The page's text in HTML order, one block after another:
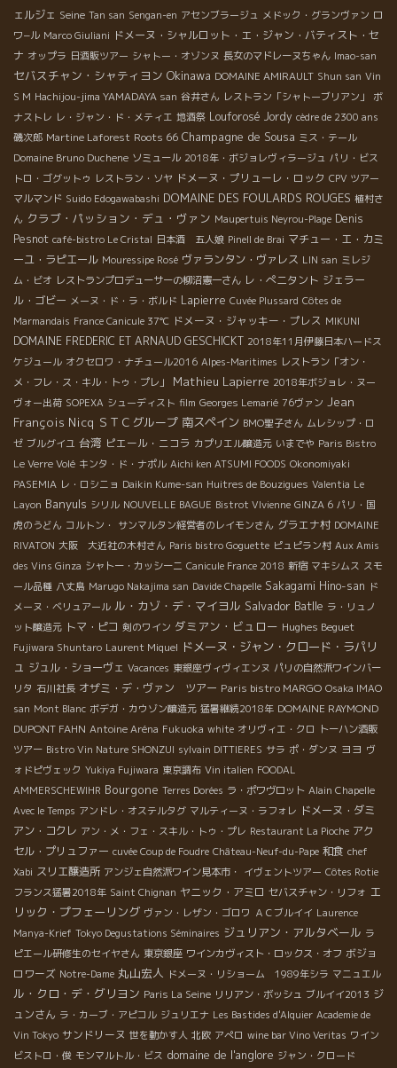
ェルジェ Seine Tan san Sengan-en アセンブラージュ メドック・グランヴァン ロ
ワ−ル Marco Giuliani ドメーヌ・シャルロット・エ・ジャン・バティスト・セ
ナ オップラ 日酒販ツアー シャトー・オゾンヌ 長女のマドレーヌちゃん Imao-san
セバスチャン・シャティヨン Okinawa DOMAINE AMIRAULT Shun san Vin
S M Hachijou-jima YAMADAYA san 谷井さん レストラン「シャトーブリアン」
ボ
ナストレ レ・ジャン・ド・メティエ 地酒祭 Louforosé Jordy cèdre de 2300 ans
磯次郎 Martine Laforest Roots 66 Champagne de Sousa ミス・テール
Domaine Bruno Duchene ソミュール 2018年・ボジョレヴィラージュ パリ・ビス
トロ・ゴグットゥ レストラン・ソヤ ドメーヌ・プリューレ・ロック CPV ツアー
マルマンド Suido Edogawabashi DOMAINE DES FOULARDS ROUGES 植村さ
ん クラブ・パッション・デュ・ヴァン Maupertuis Neyrou-Plage Denis
Pesnot café-bistro Le Cristal 日本酒 五人娘 Pinell de Brai マチュー・エ・カミ
ーユ・ラピエール Mouressipe Rosé ヴァランタン・ヴァレス LIN san ミレジ
ム・ビオ レストランプロデューサーの柳沼憲一さん レ・ぺニタント ジェラー
ル・ゴビー メーヌ・ド・ラ・ボルド Lapierre Cuvée Plussard Côtes de
Marmandais France Canicule 37℃ ドメーヌ・ジャッキー・プレス MIKUNI
DOMAINE FREDERIC ET ARNAUD GESCHICKT 2018年11月伊藤日本ハードス
ケジュール オクセロワ・ナチュール2016 Alpes-Maritimes レストラン「オン・
メ・フレ・ス・キル・トゥ・プレ」
Mathieu Lapierre 2018年ボジョレ・ヌー
ヴォー出荷 SOPEXA シューディスト film Georges Lemarié 76ヴァン Jean
François Nicq ＳＴＣグループ 南スペイン BMO聖子さん ムレシップ・ロ
ゼ ブルグイユ 台湾 ピエール・ニコラ カプリエル醸造元 いまでや Paris Bistro
Le Verre Volé キンタ・ド・ナポル Aichi ken ATSUMI FOODS Okonomiyaki
PASEMIA レ・ロシニョ Daikin Kume-san Huitres de Bouzigues Valentia Le
Layon Banyuls シリル NOUVELLE BAGUE Bistrot VIvienne GINZA 6 パリ・国
虎のうどん コルトン・ サンマルタン経営者のレイモンさん グラエナ村 DOMAINE
RIVATON 大阪 大近社の木村さん Paris bistro Goguette ピュピラン村 Aux Amis
des Vins Ginza シャトー・カッシーニ Canicule France 2018 新宿 マキシムス スモ
ール品種 八丈島 Marugo Nakajima san Davide Chapelle Sakagami Hino-san ド
メーヌ・ベリュアール ル・カゾ・デ・マイヨル Salvador Batlle ラ・リュノ
ット醸造元 トマ・ピコ 剣のワイン ダミアン・ビュロー Hughes Beguet
Fujiwara Shuntaro Laurent Miquel ドメーヌ・ジャン・クロード・ラパリ
ュ ジュル・ショーヴェ Vacances 東銀座ヴィヴィエンヌ パリの自然派ワインバー
リタ 石川社長 オザミ・デ・ヴァン ツアー Paris bistro MARGO Osaka IMAO
san Mont Blanc ボデガ・カウゾン醸造元 猛暑継続2018年 DOMAINE RAYMOND
DUPONT FAHN Antoine Aréna Fukuoka white オリヴィエ・クロ トーハン酒販
ツアー Bistro Vin Nature SHONZUI sylvain DITTIERES サラ ポ・ダンヌ ヨヨ ヴ
ォドピヴェック Yukiya Fujiwara 東京調布 Vin italien FOODAL
AMMERSCHEWIHR Bourgone Terres Dorées ラ・ポワヴロット Alain Chapelle
Avec le Temps アンドレ・オステルタグ マルティーヌ・ラフォレ ドメーヌ・ダミ
アン・コクレ アン・メ・フェ・スキル・トゥ・プレ Restaurant La Pioche アク
セル・プリュファー cuvée Coup de Foudre Château-Neuf-du-Pape 和食 chef
Xabi スリエ醸造所 アンジェ自然派ワイン見本市・ イヴェントツアー Côtes Rotie
フランス猛暑2018年 Saint Chignan ヤニック・アミロ セバスチャン・リフォ エ
リック・プフェーリング ヴァン・レザン・ゴロワ ＡＣブルイイ Laurence
Manya-Krief Tokyo Degustations Séminaires ジュリアン・アルタベール ラ
ピエール研修生のセイヤさん 東京銀座 ワインカヴィスト・ロックス・オフ ボジョ
ロワーズ Notre-Dame 丸山宏人 ドメーヌ・リショーム 1989年シラ マニュエル
ル・クロ・デ・グリヨン Paris La Seine リリアン・ボッシュ ブルイイ2013 ジ
ュンさん ラ・カーブ・アピコル ジュリエナ Les Bastides d'Alquier Academie de
Vin Tokyo サンドリーヌ 世を動かす人 北欧 アぺロ wine bar Vino Veritas ワイン
ビストロ・俊 モンマルトル・ビス domaine de l'anglore ジャン・クロード